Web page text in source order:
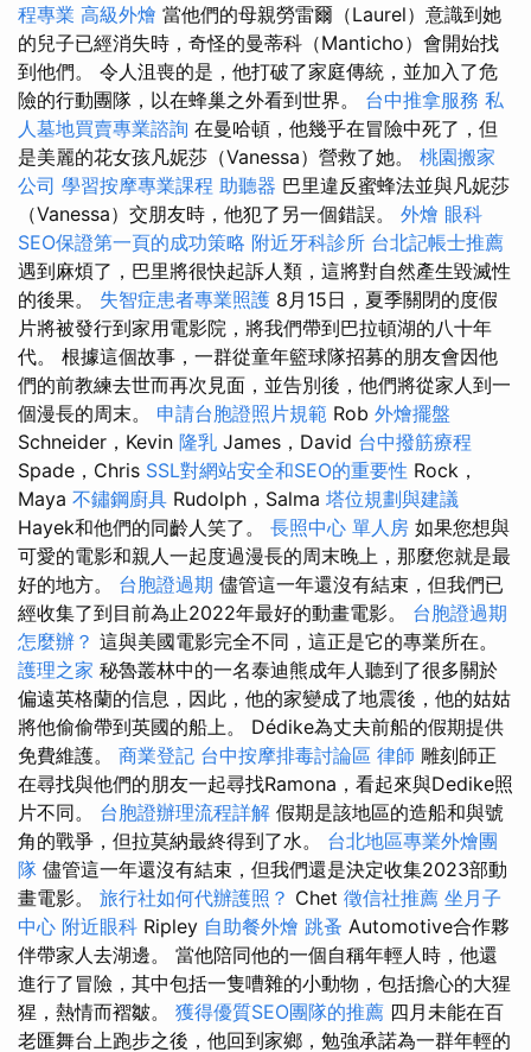
程專業 高級外燴 當他們的母親勞雷爾（Laurel）意識到她
的兒子已經消失時，奇怪的曼蒂科（Manticho）會開始找
到他們。 令人沮喪的是，他打破了家庭傳統，並加入了危
險的行動團隊，以在蜂巢之外看到世界。 台中推拿服務 私
人墓地買賣專業諮詢 在曼哈頓，他幾乎在冒險中死了，但
是美麗的花女孩凡妮莎（Vanessa）營救了她。 桃園搬家
公司 學習按摩專業課程 助聽器 巴里違反蜜蜂法並與凡妮莎
（Vanessa）交朋友時，他犯了另一個錯誤。 外燴 眼科
SEO保證第一頁的成功策略 附近牙科診所 台北記帳士推薦
遇到麻煩了，巴里將很快起訴人類，這將對自然產生毀滅性
的後果。 失智症患者專業照護 8月15日，夏季關閉的度假
片將被發行到家用電影院，將我們帶到巴拉頓湖的八十年
代。 根據這個故事，一群從童年籃球隊招募的朋友會因他
們的前教練去世而再次見面，並告別後，他們將從家人到一
個漫長的周末。 申請台胞證照片規範 Rob 外燴擺盤
Schneider，Kevin 隆乳 James，David 台中撥筋療程
Spade，Chris SSL對網站安全和SEO的重要性 Rock，
Maya 不鏽鋼廚具 Rudolph，Salma 塔位規劃與建議
Hayek和他們的同齡人笑了。 長照中心 單人房 如果您想與
可愛的電影和親人一起度過漫長的周末晚上，那麼您就是最
好的地方。 台胞證過期 儘管這一年還沒有結束，但我們已
經收集了到目前為止2022年最好的動畫電影。 台胞證過期
怎麼辦？ 這與美國電影完全不同，這正是它的專業所在。
護理之家 秘魯叢林中的一名泰迪熊成年人聽到了很多關於
偏遠英格蘭的信息，因此，他的家變成了地震後，他的姑姑
將他偷偷帶到英國的船上。 Dédike為丈夫前船的假期提供
免費維護。 商業登記 台中按摩排毒討論區 律師 雕刻師正
在尋找與他們的朋友一起尋找Ramona，看起來與Dedike照
片不同。 台胞證辦理流程詳解 假期是該地區的造船和與號
角的戰爭，但拉莫納最終得到了水。 台北地區專業外燴團
隊 儘管這一年還沒有結束，但我們還是決定收集2023部動
畫電影。 旅行社如何代辦護照？ Chet 徵信社推薦 坐月子
中心 附近眼科 Ripley 自助餐外燴 跳蚤 Automotive合作夥
伴帶家人去湖邊。 當他陪同他的一個自稱年輕人時，他還
進行了冒險，其中包括一隻嘈雜的小動物，包括擔心的大猩
猩，熱情而褶皺。 獲得優質SEO團隊的推薦 四月未能在百
老匯舞台上跑步之後，他回到家鄉，勉強承諾為一群年輕的